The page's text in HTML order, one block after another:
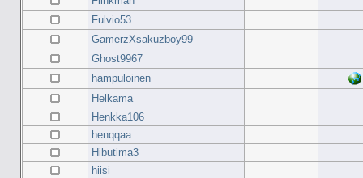
Fulvio53
GamerzXsakuzboy99
Ghost9967
hampuloinen
Helkama
Henkka106
henqqaa
Hibutima3
hiisi